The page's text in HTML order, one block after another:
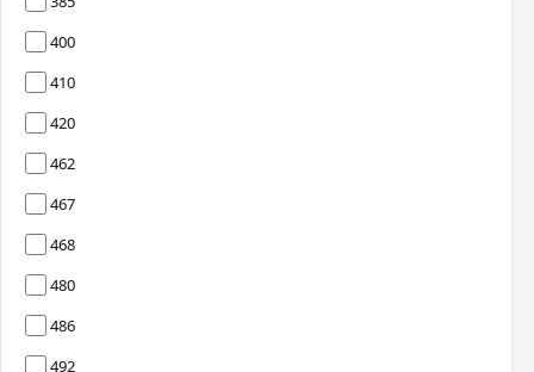
400
410
420
462
467
468
480
486
492